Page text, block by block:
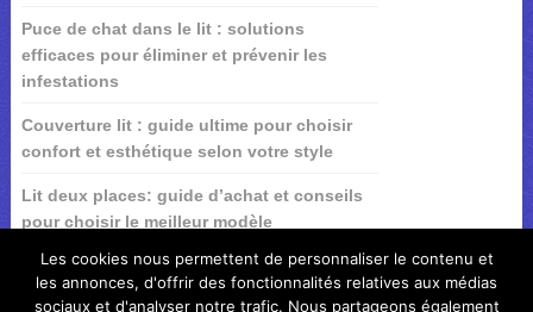
Puce de chat dans le lit : solutions
efficaces pour éliminer et prévenir les
infestations
Couverture lit : guide ultime pour choisir
confort et esthétique selon votre style
Lit deux places: guide d’achat et conseils
pour choisir le meilleur modèle
Les cookies nous permettent de personnaliser le contenu et
les annonces, d'offrir des fonctionnalités relatives aux médias
sociaux et d'analyser notre trafic. Nous partageons également